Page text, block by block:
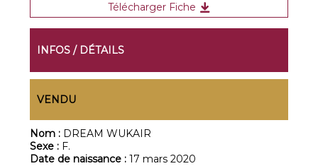
Télécharger Fiche
INFOS / DÉTAILS
VENDU
Nom : DREAM WUKAIR
Sexe : F.
Date de naissance :17 mars 2020